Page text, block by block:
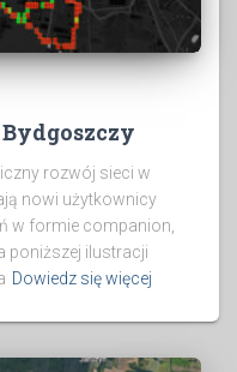
rozwój sieci w
nowi użytkownicy
w formie companion,
poniższej ilustracji
Dowiedz się więcej